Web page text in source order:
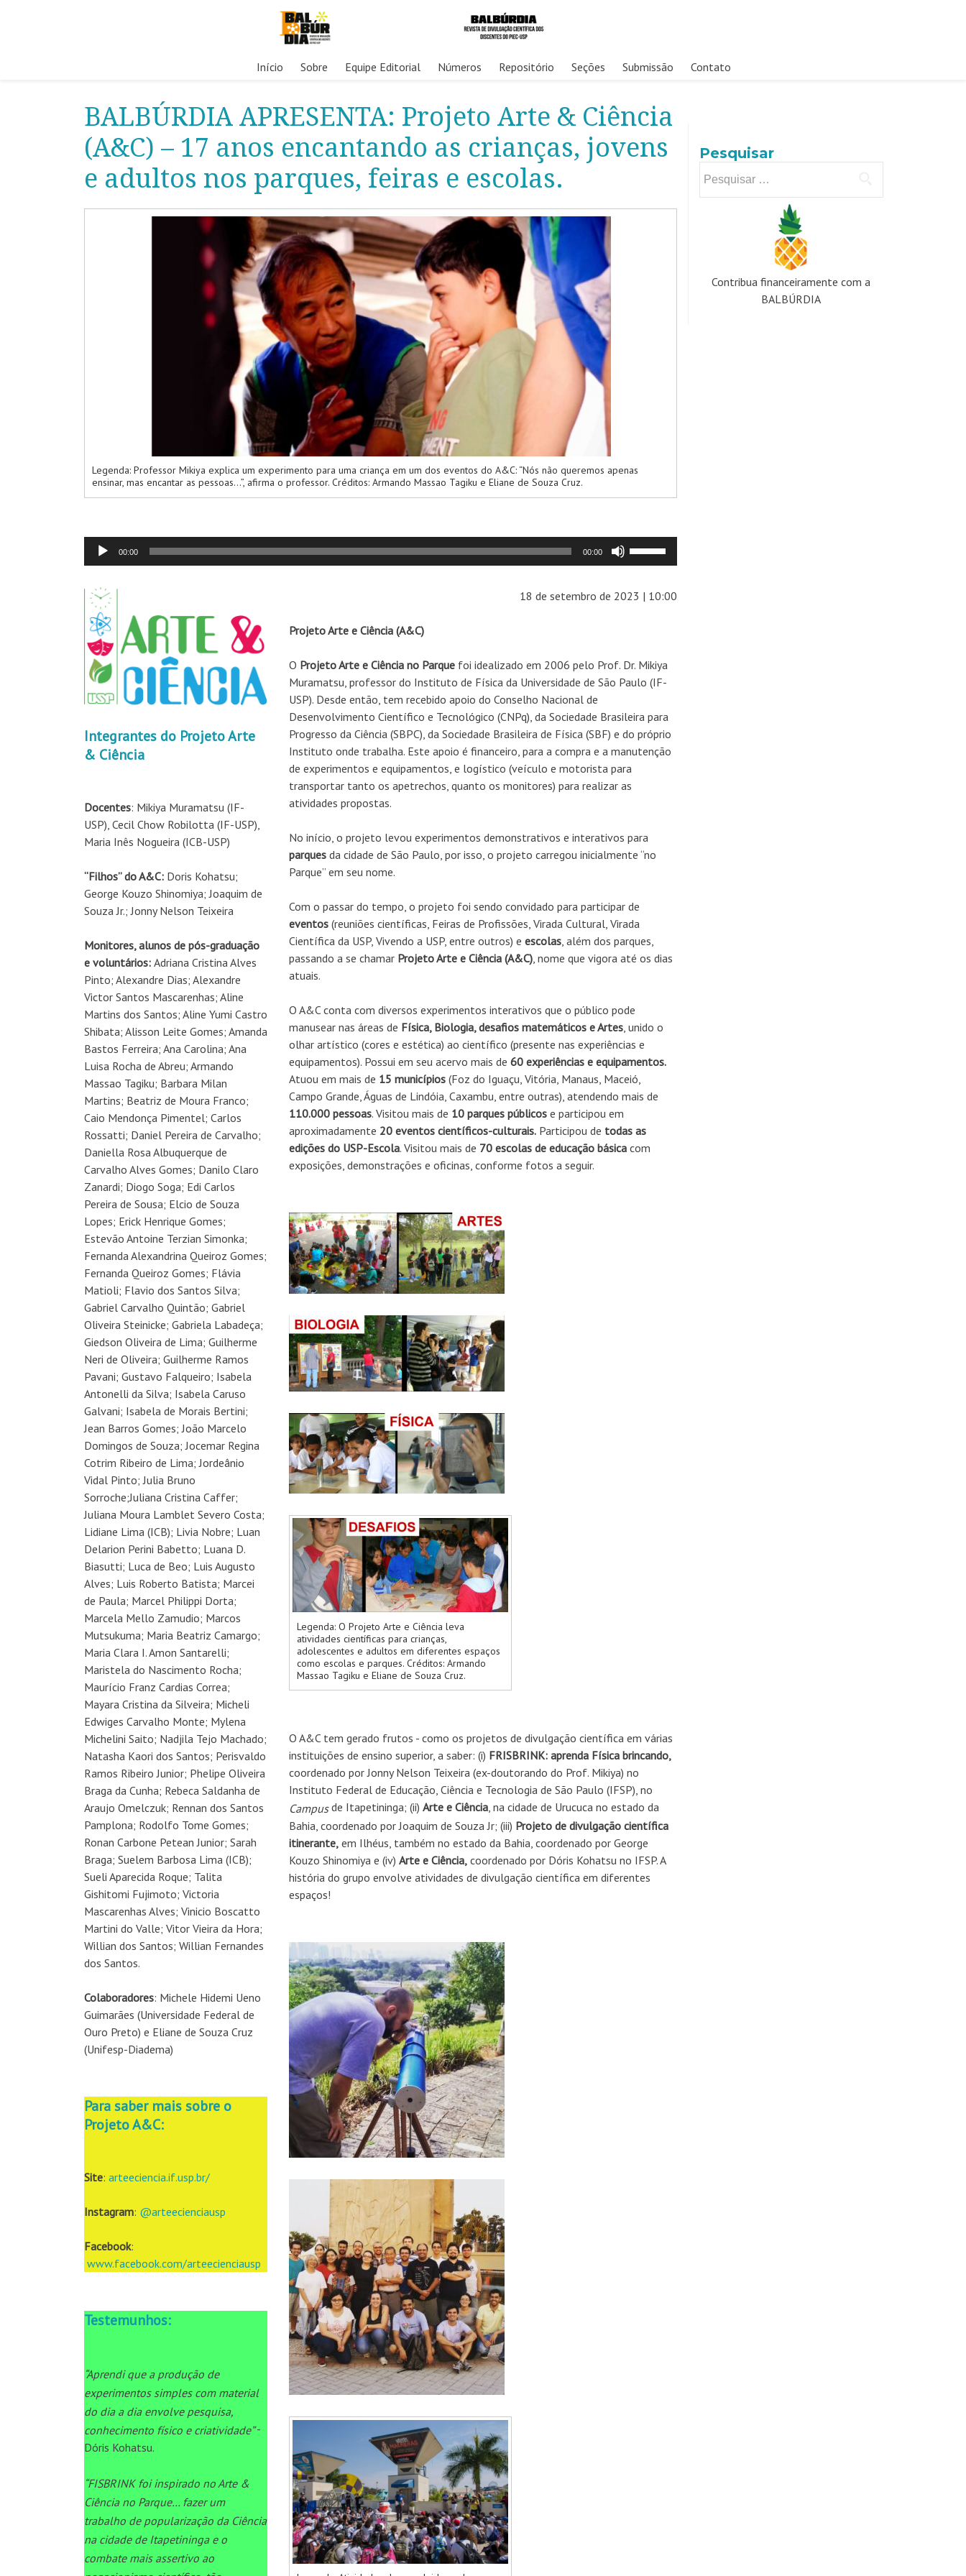
conteúdo
Início Sobre Equipe Editorial Números Repositório Seções Submissão Contato
BALBÚRDIA APRESENTA: Projeto Arte & Ciência
(A&C) – 17 anos encantando as crianças, jovens
e adultos nos parques, feiras e escolas.
Legenda: Professor Mikiya explica um experimento para uma criança em um dos eventos do A&C: “Nós não queremos apenas
ensinar, mas encantar as pessoas…”, afirma o professor. Créditos: Armando Massao Tagiku e Eliane de Souza Cruz.
Tocador 00:00 00:00
para
baixo
para
ou
diminuir
o
volume.
Integrantes do Projeto Arte
& Ciência
Docentes: Mikiya Muramatsu (IF-
USP), Cecil Chow Robilotta (IF-USP),
Maria Inês Nogueira (ICB-USP)
“Filhos” do A&C: Doris Kohatsu;
George Kouzo Shinomiya; Joaquim de
Souza Jr.; Jonny Nelson Teixeira
Monitores, alunos de pós-graduação
e voluntários: Adriana Cristina Alves
Pinto; Alexandre Dias; Alexandre
Victor Santos Mascarenhas; Aline
Martins dos Santos; Aline Yumi Castro
Shibata; Alisson Leite Gomes; Amanda
Bastos Ferreira; Ana Carolina; Ana
Luisa Rocha de Abreu; Armando
Massao Tagiku; Barbara Milan
Martins; Beatriz de Moura Franco;
Caio Mendonça Pimentel; Carlos
Rossatti; Daniel Pereira de Carvalho;
Daniella Rosa Albuquerque de
Carvalho Alves Gomes; Danilo Claro
Zanardi; Diogo Soga; Edi Carlos
Pereira de Sousa; Elcio de Souza
Lopes; Erick Henrique Gomes;
Estevão Antoine Terzian Simonka;
Fernanda Alexandrina Queiroz Gomes;
Fernanda Queiroz Gomes; Flávia
Matioli; Flavio dos Santos Silva;
Gabriel Carvalho Quintão; Gabriel
Oliveira Steinicke; Gabriela Labadeça;
Giedson Oliveira de Lima; Guilherme
Neri de Oliveira; Guilherme Ramos
Pavani; Gustavo Falqueiro; Isabela
Antonelli da Silva; Isabela Caruso
Galvani; Isabela de Morais Bertini;
Jean Barros Gomes; João Marcelo
Domingos de Souza; Jocemar Regina
Cotrim Ribeiro de Lima; Jordeânio
Vidal Pinto; Julia Bruno
Sorroche;Juliana Cristina Caffer;
Juliana Moura Lamblet Severo Costa;
Lidiane Lima (ICB); Livia Nobre; Luan
Delarion Perini Babetto; Luana D.
Biasutti; Luca de Beo; Luis Augusto
Alves; Luis Roberto Batista; Marcei
de Paula; Marcel Philippi Dorta;
Marcela Mello Zamudio; Marcos
Mutsukuma; Maria Beatriz Camargo;
Maria Clara I. Amon Santarelli;
Maristela do Nascimento Rocha;
Maurício Franz Cardias Correa;
Mayara Cristina da Silveira; Micheli
Edwiges Carvalho Monte; Mylena
Michelini Saito; Nadjila Tejo Machado;
Natasha Kaori dos Santos; Perisvaldo
Ramos Ribeiro Junior; Phelipe Oliveira
Braga da Cunha; Rebeca Saldanha de
Araujo Omelczuk; Rennan dos Santos
Pamplona; Rodolfo Tome Gomes;
Ronan Carbone Petean Junior; Sarah
Braga; Suelem Barbosa Lima (ICB);
Sueli Aparecida Roque; Talita
Gishitomi Fujimoto; Victoria
Mascarenhas Alves; Vinicio Boscatto
Martini do Valle; Vitor Vieira da Hora;
Willian dos Santos; Willian Fernandes
dos Santos.
Colaboradores: Michele Hidemi Ueno
Guimarães (Universidade Federal de
Ouro Preto) e Eliane de Souza Cruz
(Unifesp-Diadema)
Para saber mais sobre o
Projeto A&C:
Site: arteeciencia.if.usp.br/
Instagram: @arteecienciausp
Facebook:
www.facebook.com/arteecienciausp
Testemunhos:
“Aprendi que a produção de
experimentos simples com material
do dia a dia envolve pesquisa,
conhecimento físico e criatividade”-
Dóris Kohatsu.
“FISBRINK foi inspirado no Arte &
Ciência no Parque… fazer um
trabalho de popularização da Ciência
na cidade de Itapetininga e o
combate mais assertivo ao
18 de setembro de 2023 | 10:00
Projeto Arte e Ciência (A&C)
O Projeto Arte e Ciência no Parque foi idealizado em 2006 pelo Prof. Dr. Mikiya
Muramatsu, professor do Instituto de Física da Universidade de São Paulo (IF-
USP). Desde então, tem recebido apoio do Conselho Nacional de
Desenvolvimento Científico e Tecnológico (CNPq), da Sociedade Brasileira para
Progresso da Ciência (SBPC), da Sociedade Brasileira de Física (SBF) e do próprio
Instituto onde trabalha. Este apoio é financeiro, para a compra e a manutenção
de experimentos e equipamentos, e logístico (veículo e motorista para
transportar tanto os apetrechos, quanto os monitores) para realizar as
atividades propostas.
No início, o projeto levou experimentos demonstrativos e interativos para
parquesda cidade de São Paulo, por isso, o projeto carregou inicialmente “no
Parque” em seu nome.
Com o passar do tempo, o projeto foi sendo convidado para participar de
eventos(reuniões científicas, Feiras de Profissões, Virada Cultural, Virada
Científica da USP, Vivendo a USP, entre outros) eescolas além dos parques,
passando a se chamar Projeto Arte e Ciência (A&C) , nome que vigora até os dias
atuais.
O A&C conta com diversos experimentos interativos que o público pode
manusear nas áreas de Física, Biologia, desafios matemáticos e Artes , unido o
olhar artístico (cores e estética) ao científico (presente nas experiências e
equipamentos). Possui em seu acervo mais de60 experiências e equipamentos.
Atuou em mais de 15 municípios(Foz do Iguaçu, Vitória, Manaus, Maceió,
Campo Grande, Águas de Lindóia, Caxambu, entre outras), atendendo mais de
110.000 pessoas. Visitou mais de 10 parques públicos e participou em
aproximadamente 20 eventos científicos-culturais. Participou de todas as
edições do USP-Escola. Visitou mais de 70 escolas de educação básica com
exposições, demonstrações e oficinas, conforme fotos a seguir.
Legenda: O Projeto Arte e Ciência leva
atividades científicas para crianças,
adolescentes e adultos em diferentes espaços
como escolas e parques. Créditos: Armando
Massao Tagiku e Eliane de Souza Cruz.
O A&C tem gerado frutos - como os projetos de divulgação científica em várias
instituições de ensino superior, a saber: (i) FRISBRINK: aprenda Física brincando,
coordenado por Jonny Nelson Teixeira (ex-doutorando do Prof. Mikiya) no
Instituto Federal de Educação, Ciência e Tecnologia de São Paulo (IFSP), no
Campusde Itapetininga; (ii)Arte e Ciência , na cidade de Urucuca no estado da
Bahia, coordenado por Joaquim de Souza Jr; (iii) Projeto de divulgação científica
itinerante, em Ilhéus, também no estado da Bahia, coordenado por George
Kouzo Shinomiya e (iv)Arte e Ciência, coordenado por Dóris Kohatsu no IFSP. A
história do grupo envolve atividades de divulgação científica em diferentes
espaços!
Pesquisar
por:
Contribua financeiramente com a
BALBÚRDIA